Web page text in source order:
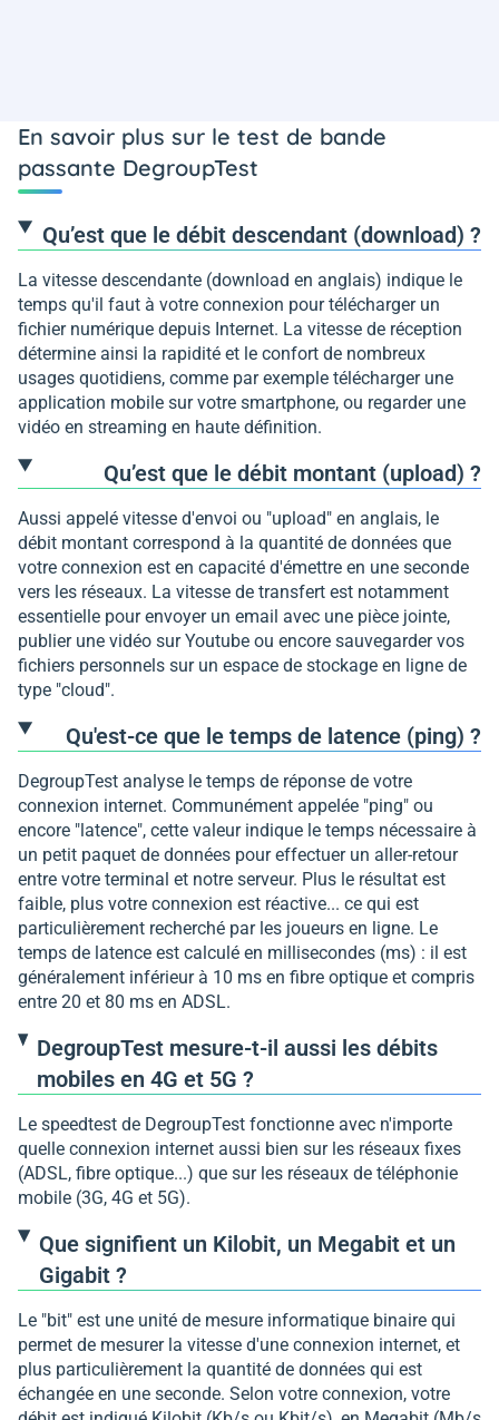
En savoir plus sur le test de bande
passante DegroupTest
Qu’est que le débit descendant (download) ?
La vitesse descendante (download en anglais) indique le
temps qu'il faut à votre connexion pour télécharger un
fichier numérique depuis Internet. La vitesse de réception
détermine ainsi la rapidité et le confort de nombreux
usages quotidiens, comme par exemple télécharger une
application mobile sur votre smartphone, ou regarder une
vidéo en streaming en haute définition.
Qu’est que le débit montant (upload) ?
Aussi appelé vitesse d'envoi ou "upload" en anglais, le
débit montant correspond à la quantité de données que
votre connexion est en capacité d'émettre en une seconde
vers les réseaux. La vitesse de transfert est notamment
essentielle pour envoyer un email avec une pièce jointe,
publier une vidéo sur Youtube ou encore sauvegarder vos
fichiers personnels sur un espace de stockage en ligne de
type "cloud".
Qu'est-ce que le temps de latence (ping) ?
DegroupTest analyse le temps de réponse de votre
connexion internet. Communément appelée "ping" ou
encore "latence", cette valeur indique le temps nécessaire à
un petit paquet de données pour effectuer un aller-retour
entre votre terminal et notre serveur. Plus le résultat est
faible, plus votre connexion est réactive... ce qui est
particulièrement recherché par les joueurs en ligne. Le
temps de latence est calculé en millisecondes (ms) : il est
généralement inférieur à 10 ms en fibre optique et compris
entre 20 et 80 ms en ADSL.
DegroupTest mesure-t-il aussi les débits
mobiles en 4G et 5G ?
Le speedtest de DegroupTest fonctionne avec n'importe
quelle connexion internet aussi bien sur les réseaux fixes
(ADSL, fibre optique...) que sur les réseaux de téléphonie
mobile (3G, 4G et 5G).
Que signifient un Kilobit, un Megabit et un
Gigabit ?
Le "bit" est une unité de mesure informatique binaire qui
permet de mesurer la vitesse d'une connexion internet, et
plus particulièrement la quantité de données qui est
échangée en une seconde. Selon votre connexion, votre